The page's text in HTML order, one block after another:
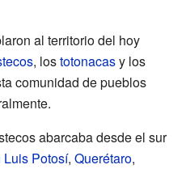
al territorio del hoy
, lostotonacasy los
comunidad de pueblos
abarcaba desde el sur
Luis Potosí, Querétaro,